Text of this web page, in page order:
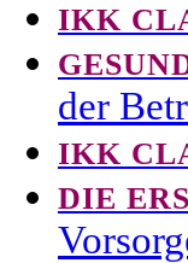
IKK
der
IKK
DIE